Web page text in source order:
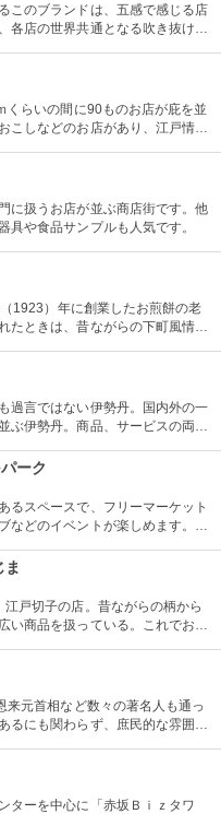
このブランドは、五感で感じる店
各店の世界共通となる吹き抜けの
ッシュな店舗空間を演出してい
くらいの間に90ものお店が庇を並
こしなどのお店があり、江戸情緒
に扱うお店が並ぶ商店街です。他
具や食品サンプルも人気です。
1923）年に創業したお煎餅の老
たときは、昔ながらの下町風情と
ムをはさんだ「ぬれソフト」も人
過言ではない伊勢丹。国内外の一
ぶ伊勢丹。商品、サービスの両面
界では衣料品の売上高日本一を誇
ーク
るスペースで、フリーマーケット
などのイベントが楽しめます。も
戸切子の店。昔ながらの柄から
い商品を扱っている。これでお酒
品も承っている。
来元首相など数々の著名人も通っ
るにも関わらず、庶民的な雰囲気
ターを中心に「赤坂Ｂｉｚタワ